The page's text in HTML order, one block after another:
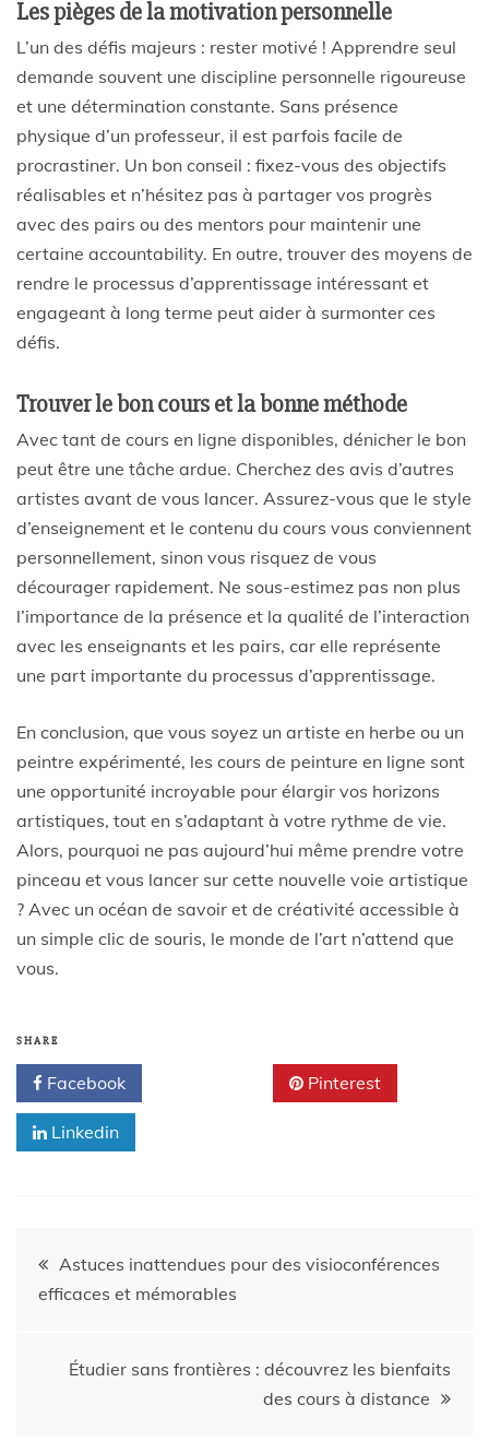
Les pièges de la motivation personnelle
L’un des défis majeurs : rester motivé ! Apprendre seul
demande souvent une discipline personnelle rigoureuse
et une détermination constante. Sans présence
physique d’un professeur, il est parfois facile de
procrastiner. Un bon conseil : fixez-vous des objectifs
réalisables et n’hésitez pas à partager vos progrès
avec des pairs ou des mentors pour maintenir une
certaine accountability. En outre, trouver des moyens de
rendre le processus d’apprentissage intéressant et
engageant à long terme peut aider à surmonter ces
défis.
Trouver le bon cours et la bonne méthode
Avec tant de cours en ligne disponibles, dénicher le bon
peut être une tâche ardue. Cherchez des avis d’autres
artistes avant de vous lancer. Assurez-vous que le style
d’enseignement et le contenu du cours vous conviennent
personnellement, sinon vous risquez de vous
décourager rapidement. Ne sous-estimez pas non plus
l’importance de la présence et la qualité de l’interaction
avec les enseignants et les pairs, car elle représente
une part importante du processus d’apprentissage.
En conclusion, que vous soyez un artiste en herbe ou un
peintre expérimenté, les cours de peinture en ligne sont
une opportunité incroyable pour élargir vos horizons
artistiques, tout en s’adaptant à votre rythme de vie.
Alors, pourquoi ne pas aujourd’hui même prendre votre
pinceau et vous lancer sur cette nouvelle voie artistique
? Avec un océan de savoir et de créativité accessible à
un simple clic de souris, le monde de l’art n’attend que
vous.
SHARE
Facebook Pinterest
Linkedin
Astuces inattendues pour des visioconférences
efficaces et mémorables
Étudier sans frontières : découvrez les bienfaits
des cours à distance